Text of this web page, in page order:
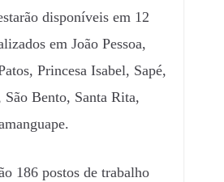
disponíveis em 12
em João Pessoa,
Princesa Isabel, Sapé,
Bento, Santa Rita,
186 postos de trabalho